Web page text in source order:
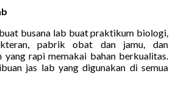
busana lab buat praktikum biologi,
pabrik obat dan jamu, dan
yang rapi memakai bahan berkualitas.
jas lab yang digunakan di semua